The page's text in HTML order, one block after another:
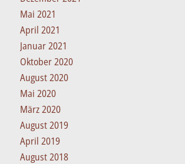
Mai 2021
April 2021
Januar 2021
Oktober 2020
August 2020
Mai 2020
März 2020
August 2019
April 2019
August 2018